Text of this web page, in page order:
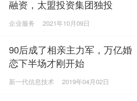
融资，太盟投资集团独投
企业服务 2021年10月09日
90后成了相亲主力军，万亿婚
恋下半场才刚开始
新一代信息技术 2019年04月02日